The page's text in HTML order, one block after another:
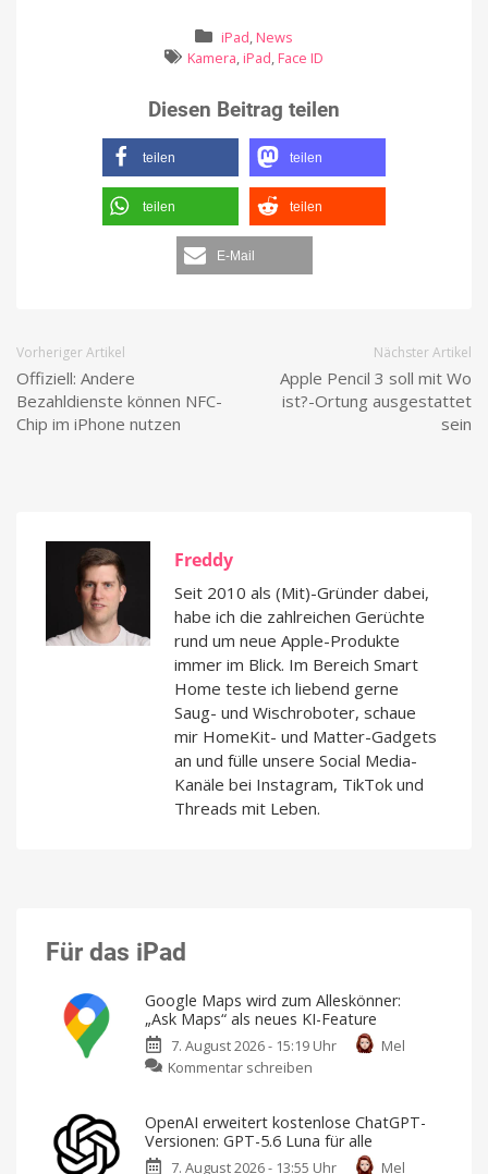
iPad, News
Kamera, iPad, Face ID
Diesen Beitrag teilen
teilen teilen
teilen teilen
E-Mail
Vorheriger Artikel
Offiziell: Andere
Bezahldienste können NFC-
Chip im iPhone nutzen
Nächster Artikel
Apple Pencil 3 soll mit Wo
ist?-Ortung ausgestattet
sein
Freddy
Seit 2010 als (Mit)-Gründer dabei,
habe ich die zahlreichen Gerüchte
rund um neue Apple-Produkte
immer im Blick. Im Bereich Smart
Home teste ich liebend gerne
Saug- und Wischroboter, schaue
mir HomeKit- und Matter-Gadgets
an und fülle unsere Social Media-
Kanäle bei Instagram, TikTok und
Threads mit Leben.
Für das iPad
Google Maps wird zum Alleskönner:
„Ask Maps“ als neues KI-Feature
7. August 2026 - 15:19 Uhr
Mel
Kommentar schreiben
wird
zum
Alleskönner:
OpenAI erweitert kostenlose ChatGPT-
Versionen: GPT-5.6 Luna für alle
7. August 2026 - 13:55 Uhr Mel